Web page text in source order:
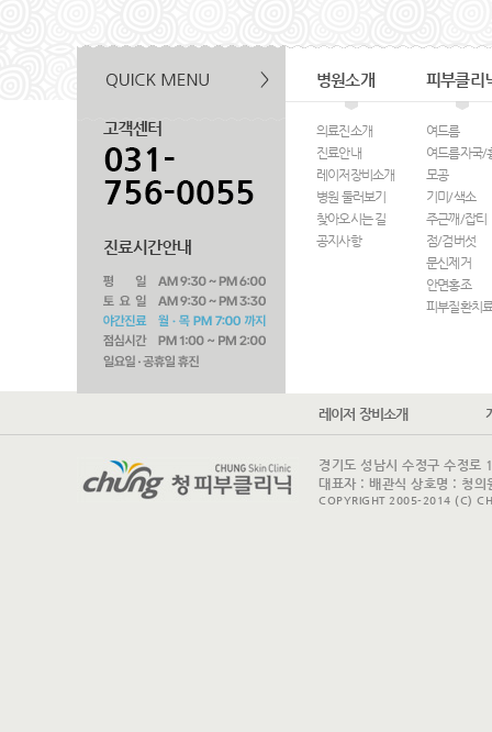
병원소개
의료진소개
진료안내
레이저장비소개
병원 둘러보기
찾아오시는 길
공지사항
피부클리
여드름
여드름자국/
모공
기미/색소
주근깨/잡티
점/검버섯
문신제거
안면홍조
피부질환치
레이저 장비소개
경기도 성남시 수정구 수정
대표자 : 배관식 상호명 : 청
COPYRIGHT 2005-2014 (C)